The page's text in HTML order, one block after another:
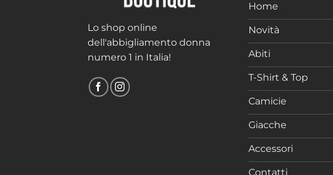
Lo shop online
dell'abbigliamento donna
numero 1 in Italia!
Home
Novità
Abiti
T-Shirt & Top
Camicie
Giacche
Accessori
Contatti